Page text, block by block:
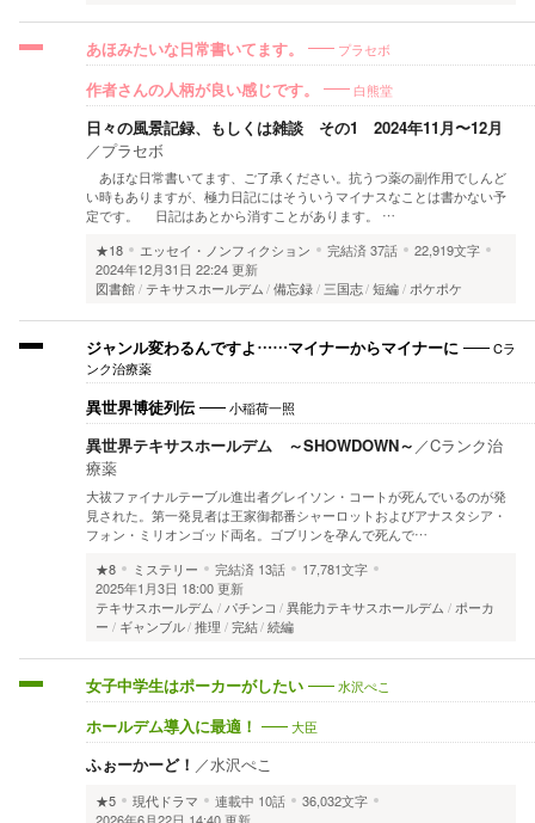
あほみたいな日常書いてます。 プラセボ
作者さんの人柄が良い感じです。 白熊堂
日々の風景記録、もしくは雑談 その1 2024年11月〜12月
／プラセボ
あほな日常書いてます、ご了承ください。抗うつ薬の副作用でしんど
い時もありますが、極力日記にはそういうマイナスなことは書かない予
定です。 日記はあとから消すことがあります。 …
★18
エッセイ・ノンフィクション 完結済37話
22,919文字
2024年12月31日 22:24 更新
図書館 テキサスホールデム 備忘録 三国志 短編 ポケポケ
ジャンル変わるんですよ……マイナーからマイナーに
Cラ
ンク治療薬
異世界博徒列伝 小稲荷一照
異世界テキサスホールデム ～SHOWDOWN～ ／Cランク治
療薬
大祓ファイナルテーブル進出者グレイソン・コートが死んでいるのが発
見された。第一発見者は王家御都番シャーロットおよびアナスタシア・
フォン・ミリオンゴッド両名。ゴブリンを孕んで死んで…
★8
ミステリー 完結済 13話
17,781文字
2025年1月3日 18:00 更新
テキサスホールデム
パチンコ 異能力テキサスホールデム
ポーカ
ー
ギャンブル 推理 完結 続編
女子中学生はポーカーがしたい 水沢ぺこ
ホールデム導入に最適！ 大臣
ふぉーかーど！ ／水沢ぺこ
★5 現代ドラマ 連載中 10話
36,032文字